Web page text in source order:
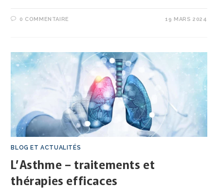
0 COMMENTAIRE 19 MARS 2024
BLOG ET ACTUALITÉS
L’Asthme – traitements et
thérapies efficaces